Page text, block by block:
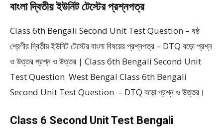
বাংলা দ্বিতীয় ইউনিট টেস্টের প্রশ্নপত্র
Class 6th Bengali Second Unit Test Question – ষষ্ঠ
শ্রেণীর দ্বিতীয় ইউনিট টেস্টের বাংলা বিষয়ের প্রশ্নপত্র – DTQ বড়ো প্রশ্ন
ও উত্তর প্রশ্ন ও উত্তর | Class 6th Bengali Second Unit
Test Question West Bengal Class 6th Bengali
Second Unit Test Question – DTQ বড়ো প্রশ্ন ও উত্তর।
Class 6 Second Unit Test Bengali